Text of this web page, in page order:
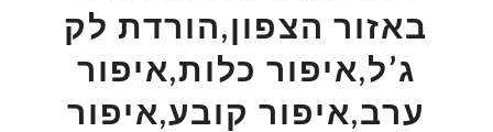
באזור הצפון,הורדת לק
ג’ל,איפור כלות,איפור
ערב,איפור קובע,איפור